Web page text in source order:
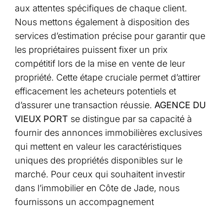
aux attentes spécifiques de chaque client.
Nous mettons également à disposition des
services d’estimation précise pour garantir que
les propriétaires puissent fixer un prix
compétitif lors de la mise en vente de leur
propriété. Cette étape cruciale permet d’attirer
efficacement les acheteurs potentiels et
d’assurer une transaction réussie. AGENCE DU
VIEUX PORT se distingue par sa capacité à
fournir des annonces immobilières exclusives
qui mettent en valeur les caractéristiques
uniques des propriétés disponibles sur le
marché. Pour ceux qui souhaitent investir
dans l’immobilier en Côte de Jade, nous
fournissons un accompagnement